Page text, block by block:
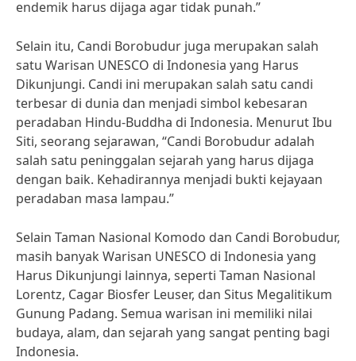
endemik harus dijaga agar tidak punah.”
Selain itu, Candi Borobudur juga merupakan salah
satu Warisan UNESCO di Indonesia yang Harus
Dikunjungi. Candi ini merupakan salah satu candi
terbesar di dunia dan menjadi simbol kebesaran
peradaban Hindu-Buddha di Indonesia. Menurut Ibu
Siti, seorang sejarawan, “Candi Borobudur adalah
salah satu peninggalan sejarah yang harus dijaga
dengan baik. Kehadirannya menjadi bukti kejayaan
peradaban masa lampau.”
Selain Taman Nasional Komodo dan Candi Borobudur,
masih banyak Warisan UNESCO di Indonesia yang
Harus Dikunjungi lainnya, seperti Taman Nasional
Lorentz, Cagar Biosfer Leuser, dan Situs Megalitikum
Gunung Padang. Semua warisan ini memiliki nilai
budaya, alam, dan sejarah yang sangat penting bagi
Indonesia.